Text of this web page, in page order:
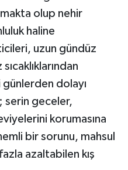
olup nehir
haline
uzun gündüz
dolayı
serin geceler,
korumasına
bir sorunu, mahsul
azaltabilen kış